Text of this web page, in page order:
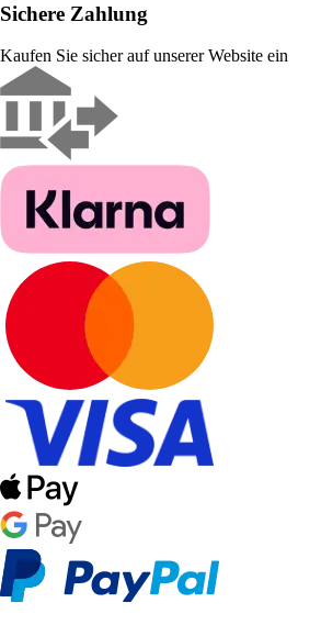
Sichere Zahlung
Kaufen Sie sicher auf unserer Website ein